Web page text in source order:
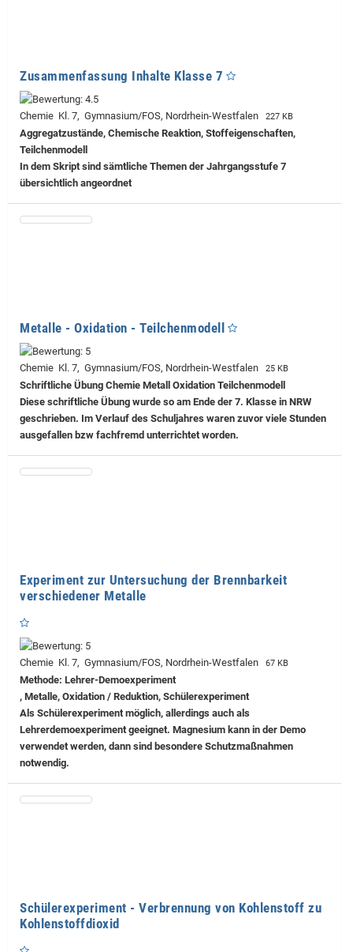
Zusammenfassung Inhalte Klasse 7
Chemie Kl. 7, Gymnasium/FOS, Nordrhein-Westfalen 227 KB
Aggregatzustände, Chemische Reaktion, Stoffeigenschaften,
Teilchenmodell
In dem Skript sind sämtliche Themen der Jahrgangsstufe 7
übersichtlich angeordnet
Metalle - Oxidation - Teilchenmodell
Chemie Kl. 7, Gymnasium/FOS, Nordrhein-Westfalen 25 KB
Schriftliche Übung Chemie Metall Oxidation Teilchenmodell
Diese schriftliche Übung wurde so am Ende der 7. Klasse in NRW
geschrieben. Im Verlauf des Schuljahres waren zuvor viele Stunden
ausgefallen bzw fachfremd unterrichtet worden.
Experiment zur Untersuchung der Brennbarkeit
verschiedener Metalle
Chemie Kl. 7, Gymnasium/FOS, Nordrhein-Westfalen 67 KB
Methode: Lehrer-Demoexperiment
, Metalle, Oxidation / Reduktion, Schülerexperiment
Als Schülerexperiment möglich, allerdings auch als
Lehrerdemoexperiment geeignet. Magnesium kann in der Demo
verwendet werden, dann sind besondere Schutzmaßnahmen
notwendig.
Schülerexperiment - Verbrennung von Kohlenstoff zu
Kohlenstoffdioxid